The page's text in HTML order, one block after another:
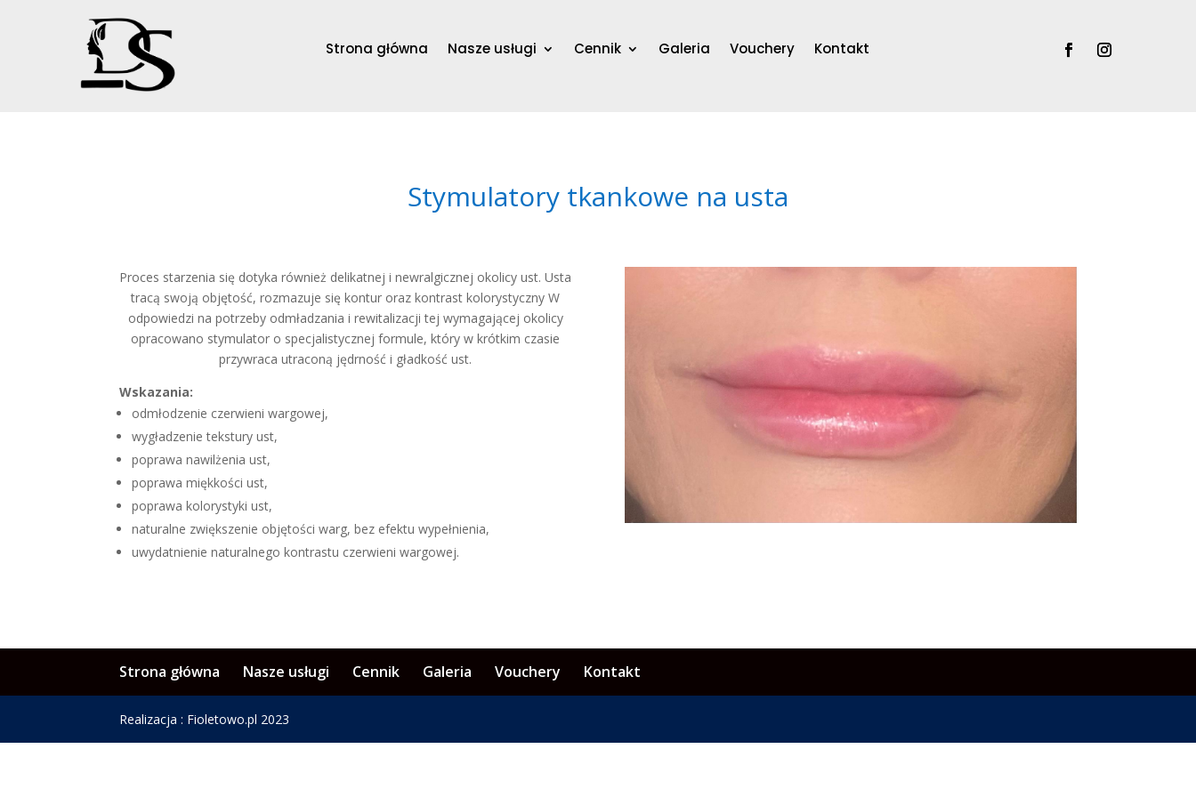
Strona główna Nasze usługi Cennik Galeria Vouchery Kontakt
Stymulatory tkankowe na usta
Proces starzenia się dotyka również delikatnej i newralgicznej okolicy ust. Usta
tracą swoją objętość, rozmazuje się kontur oraz kontrast kolorystyczny W
odpowiedzi na potrzeby odmładzania i rewitalizacji tej wymagającej okolicy
opracowano stymulator o specjalistycznej formule, który w krótkim czasie
przywraca utraconą jędrność i gładkość ust.
Wskazania:
odmłodzenie czerwieni wargowej,
wygładzenie tekstury ust,
poprawa nawilżenia ust,
poprawa miękkości ust,
poprawa kolorystyki ust,
naturalne zwiększenie objętości warg, bez efektu wypełnienia,
uwydatnienie naturalnego kontrastu czerwieni wargowej.
Strona główna Nasze usługi Cennik Galeria Vouchery Kontakt
Realizacja : Fioletowo.pl 2023